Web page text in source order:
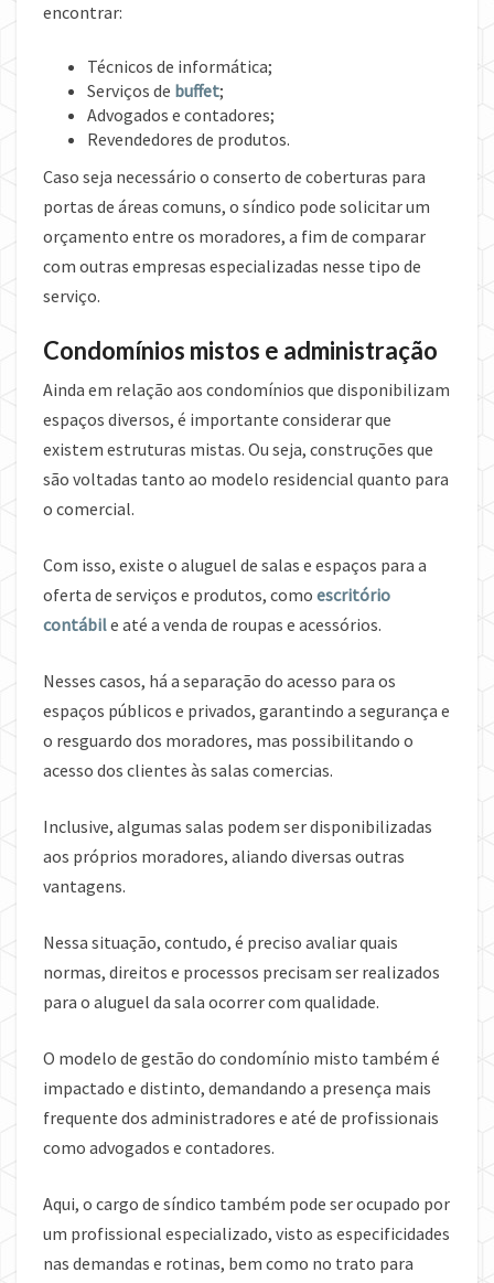
encontrar:
Técnicos de informática;
Serviços de buffet;
Advogados e contadores;
Revendedores de produtos.
Caso seja necessário o conserto de coberturas para
portas de áreas comuns, o síndico pode solicitar um
orçamento entre os moradores, a fim de comparar
com outras empresas especializadas nesse tipo de
serviço.
Condomínios mistos e administração
Ainda em relação aos condomínios que disponibilizam
espaços diversos, é importante considerar que
existem estruturas mistas. Ou seja, construções que
são voltadas tanto ao modelo residencial quanto para
o comercial.
Com isso, existe o aluguel de salas e espaços para a
oferta de serviços e produtos, como escritório
contábile até a venda de roupas e acessórios.
Nesses casos, há a separação do acesso para os
espaços públicos e privados, garantindo a segurança e
o resguardo dos moradores, mas possibilitando o
acesso dos clientes às salas comercias.
Inclusive, algumas salas podem ser disponibilizadas
aos próprios moradores, aliando diversas outras
vantagens.
Nessa situação, contudo, é preciso avaliar quais
normas, direitos e processos precisam ser realizados
para o aluguel da sala ocorrer com qualidade.
O modelo de gestão do condomínio misto também é
impactado e distinto, demandando a presença mais
frequente dos administradores e até de profissionais
como advogados e contadores.
Aqui, o cargo de síndico também pode ser ocupado por
um profissional especializado, visto as especificidades
nas demandas e rotinas, bem como no trato para